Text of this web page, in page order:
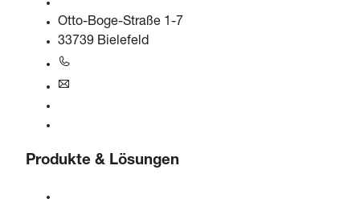
Otto-Boge-Straße 1-7
33739 Bielefeld
Produkte & Lösungen